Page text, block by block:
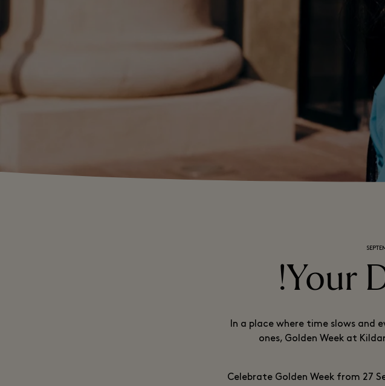
Your
In a place where time slows and
ones, Golden Week at
Celebrate Golden Week from 27